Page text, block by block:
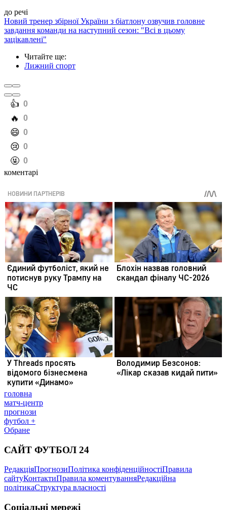
до речі
Новий тренер збірної України з біатлону озвучив головне
завдання команди на наступний сезон: "Всі в цьому
зацікавлені"
Читайте ще:
Лижний спорт
️👍 0
️🔥 0
️😄 0
️😢 0
️🤬 0
коментарі
головна
матч-центр
прогнози
футбол +
Обране
САЙТ ФУТБОЛ 24
РедакціяПрогнозиПолітика конфіденційностіПравила
сайтуКонтактиПравила коментуванняРедакційна
політикаСтруктура власності
Соціальні мережі